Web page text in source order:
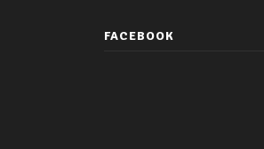
FACEBOOK